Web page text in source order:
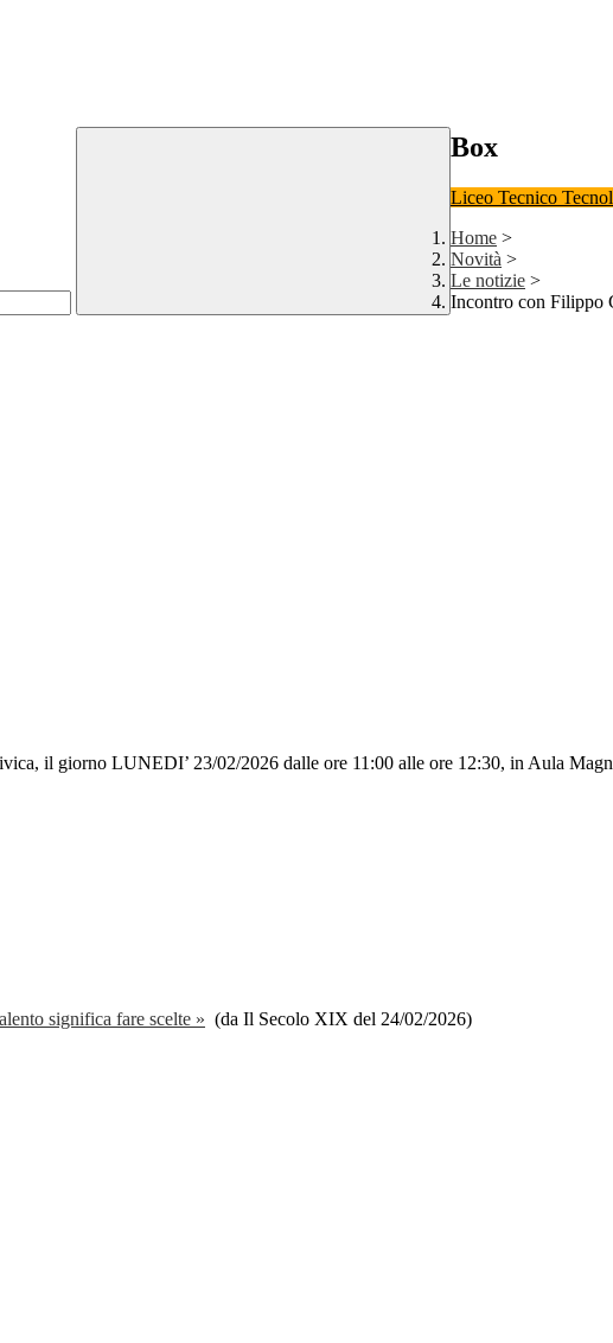
Box
Liceo Tecnico
Home >
Novità >
Le notizie >
Incontro con Filippo
il giorno LUNEDI’ 23/02/2026 dalle ore 11:00 alle ore 12:30, in Aula
significa fare scelte » (da Il Secolo XIX del 24/02/2026)